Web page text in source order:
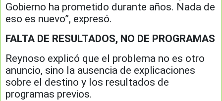
Gobierno ha prometido durante años. Nada de
eso es nuevo”, expresó.
FALTA DE RESULTADOS, NO DE PROGRAMAS
Reynoso explicó que el problema no es otro
anuncio, sino la ausencia de explicaciones
sobre el destino y los resultados de
programas previos.